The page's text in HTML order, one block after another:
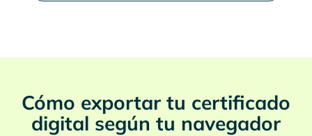
Cómo exportar tu certificado
digital según tu navegador